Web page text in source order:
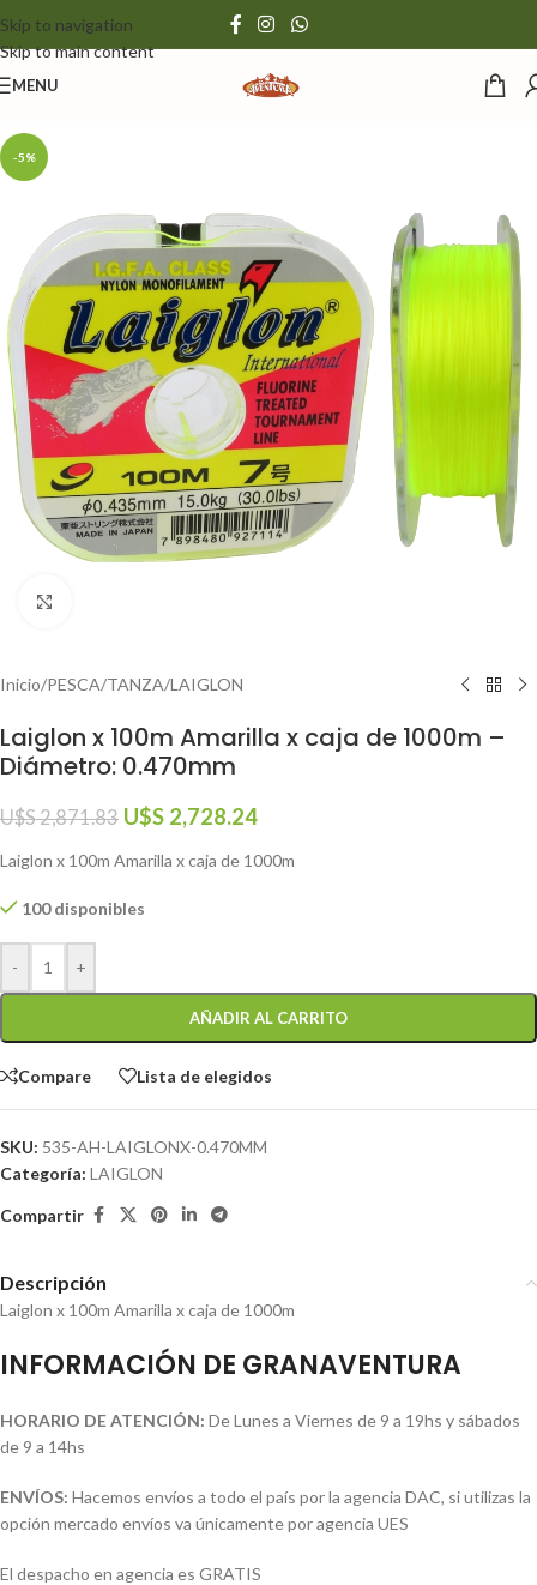
Skip to navigation
Skip to main content
MENU
-5%
Inicio/PESCA/TANZA/LAIGLON
Laiglon x 100m Amarilla x caja de 1000m –
Diámetro: 0.470mm
U$S2,871.83 U$S 2,728.24
Laiglon x 100m Amarilla x caja de 1000m
100 disponibles
- +
AÑADIR AL CARRITO
Compare Lista de elegidos
SKU: 535-AH-LAIGLONX-0.470MM
Categoría: LAIGLON
Compartir
Descripción
Laiglon x 100m Amarilla x caja de 1000m
INFORMACIÓN DE GRANAVENTURA
HORARIO DE ATENCIÓN: De Lunes a Viernes de 9 a 19hs y sábados
de 9 a 14hs
ENVÍOS: Hacemos envíos a todo el país por la agencia DAC, si utilizas la
opción mercado envíos va únicamente por agencia UES
El despacho en agencia es GRATIS